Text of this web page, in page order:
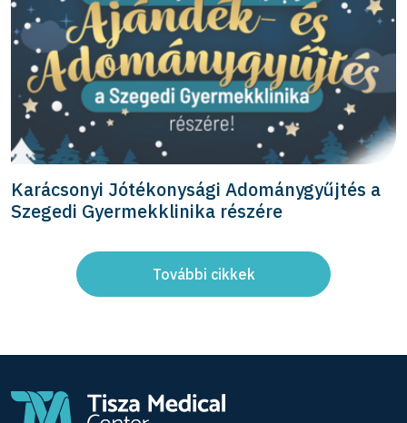
Karácsonyi Jótékonysági Adománygyűjtés a
Szegedi Gyermekklinika részére
További cikkek